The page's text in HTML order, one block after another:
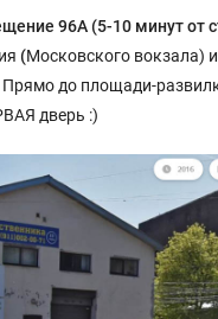
96А (5-10 минут от
(Московского вокзала)
Прямо до площади-
дверь :)